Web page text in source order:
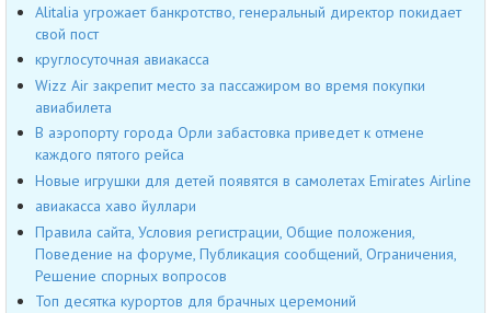
Alitalia угрожает банкротство, генеральный директор покидает
свой пост
круглосуточная авиакасса
Wizz Air закрепит место за пассажиром во время покупки
авиабилета
В аэропорту города Орли забастовка приведет к отмене
каждого пятого рейса
Новые игрушки для детей появятся в самолетах Emirates Airline
авиакасса хаво йуллари
Правила сайта, Условия регистрации, Общие положения,
Поведение на форуме, Публикация сообщений, Ограничения,
Решение спорных вопросов
Топ десятка курортов для брачных церемоний